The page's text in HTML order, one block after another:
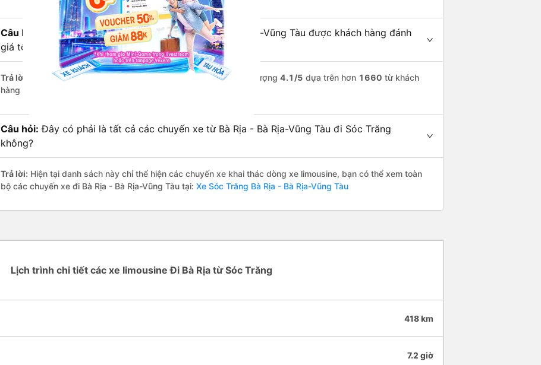
Câu hỏi:
Xe limousine nào từ Sóc Trăng đi Bà Rịa - Bà Rịa-Vũng Tàu được khách hàng đánh
giá tốt nhất?
Trả lời: Trong số các hãng, nổi bật nhất với điểm chất lượng 4.1 /5 dựa trên hơn 1660 từ khách
hàng – một con số minh chứng cho dịch vụ cao cấp và uy tín.
Câu hỏi: Đây có phải là tất cả các chuyến xe từ Bà Rịa - Bà Rịa-Vũng Tàu đi Sóc Trăng
không?
Trả lời: Hiện tại danh sách này chỉ thể hiện các chuyến xe khai thác dòng xe limousine, bạn có thể xem toàn
bộ các chuyến xe đi Bà Rịa - Bà Rịa-Vũng Tàu tại: Xe Sóc Trăng Bà Rịa - Bà Rịa-Vũng Tàu
Lịch trình chi tiết các xe limousine Đi Bà Rịa từ Sóc Trăng
418 km
7.2 giờ